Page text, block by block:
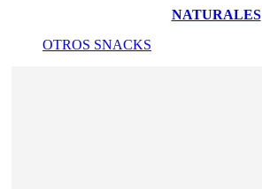
NATURALES
OTROS SNACKS